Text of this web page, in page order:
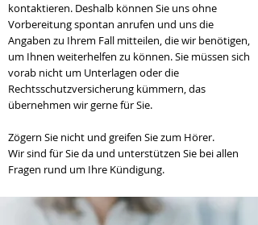
kontaktieren. Deshalb können Sie uns ohne
Vorbereitung spontan anrufen und uns die
Angaben zu Ihrem Fall mitteilen, die wir benötigen,
um Ihnen weiterhelfen zu können. Sie müssen sich
vorab nicht um Unterlagen oder die
Rechtsschutzversicherung kümmern, das
übernehmen wir gerne für Sie.
Zögern Sie nicht und greifen Sie zum Hörer.
Wir sind für Sie da und unterstützen Sie bei allen
Fragen rund um Ihre Kündigung.